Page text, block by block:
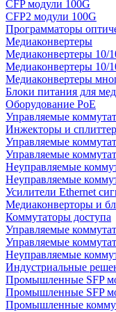
CFP модули 100G
CFP2 модули 100G
Программаторы
Медиаконвертеры
Медиаконвертеры 10/
Медиаконвертеры 10/
Медиаконвертеры
Блоки питания для
Оборудование PoE
Управляемые
Инжекторы и
Управляемые
Управляемые
Неуправляемые
Неуправляемые
Усилители Ethernet
Медиаконверторы и
Коммутаторы доступа
Управляемые
Управляемые
Неуправляемые
Индустриальные
Промышленные SFP
Промышленные SFP
Промышленные